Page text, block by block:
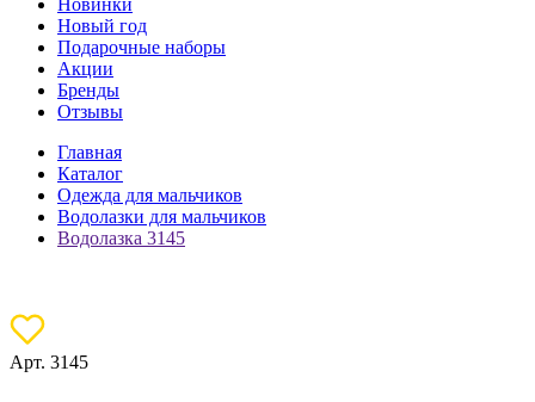
Новинки
Новый год
Подарочные наборы
Акции
Бренды
Отзывы
Главная
Каталог
Одежда для мальчиков
Водолазки для мальчиков
Водолазка 3145
Арт. 3145